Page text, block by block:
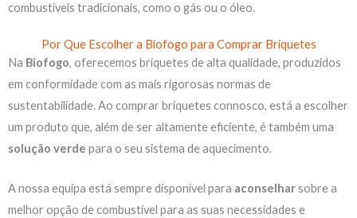
combustíveis tradicionais, como o gás ou o óleo.
Por Que Escolher a Biofogo para Comprar Briquetes
Na Biofogo, oferecemos briquetes de alta qualidade, produzidos
em conformidade com as mais rigorosas normas de
sustentabilidade. Ao comprar briquetes connosco, está a escolher
um produto que, além de ser altamente eficiente, é também uma
solução verde para o seu sistema de aquecimento.
A nossa equipa está sempre disponível para aconselharsobre a
melhor opção de combustível para as suas necessidades e